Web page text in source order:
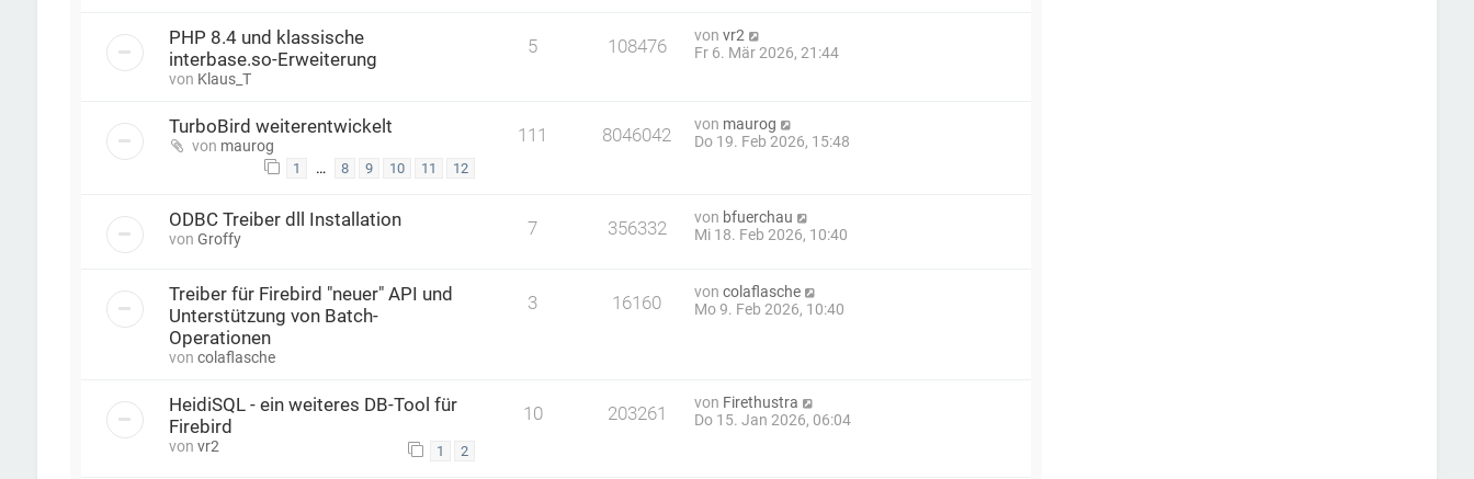
PHP 8.4 und klassische
interbase.so-Erweiterung
von Klaus_T
5 108476 vonvr2
Fr 6. Mär 2026, 21:44
TurboBird weiterentwickelt
von maurog
1 … 8 9 10 11 12
111 8046042 von maurog
Do 19. Feb 2026, 15:48
ODBC Treiber dll Installation
von Groffy 7 356332 von bfuerchau
Mi 18. Feb 2026, 10:40
Treiber für Firebird "neuer" API und
Unterstützung von Batch-
Operationen
von colaflasche
3 16160 voncolaflasche
Mo 9. Feb 2026, 10:40
HeidiSQL - ein weiteres DB-Tool für
Firebird
von vr2 1 2
10 203261 von Firethustra
Do 15. Jan 2026, 06:04